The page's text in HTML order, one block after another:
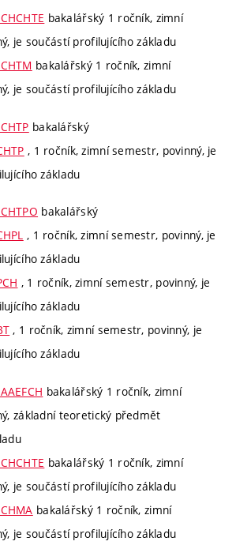
bakalářský 1 ročník, zimní
je součástí profilujícího základu
bakalářský 1 ročník, zimní
je součástí profilujícího základu
bakalářský
, 1 ročník, zimní semestr, povinný, je
základu
bakalářský
, 1 ročník, zimní semestr, povinný, je
základu
, 1 ročník, zimní semestr, povinný, je
základu
, 1 ročník, zimní semestr, povinný, je
základu
bakalářský 1 ročník, zimní
základní teoretický předmět
bakalářský 1 ročník, zimní
je součástí profilujícího základu
bakalářský 1 ročník, zimní
je součástí profilujícího základu